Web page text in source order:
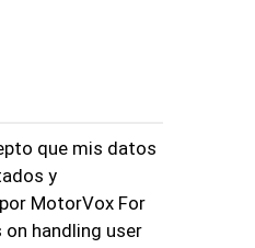
que mis datos
y
MotorVox For
handling user